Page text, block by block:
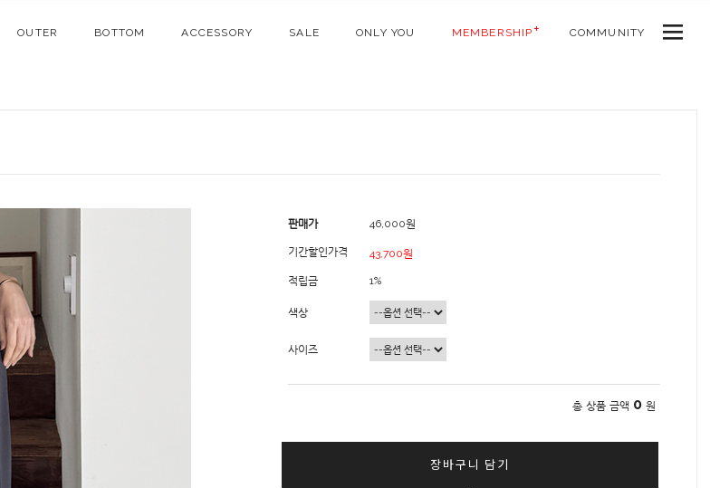
OUTER BOTTOM ACCESSORY SALE ONLY YOU MEMBERSHIP COMMUNITY
판매가 46,000원
기간할인가격 43,700원
적립금 1%
색상
사이즈
총 상품 금액 0 원
장바구니 담기